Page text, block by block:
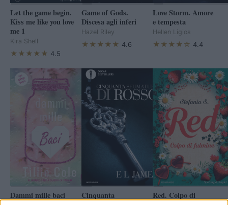
Let the game begin.
Kiss me like you love
me 1
Kira Shell
★★★★★ 4.5
Game of Gods.
Discesa agli inferi
Hazel Riley
★★★★★ 4.6
Love Storm. Amore
e tempesta
Hellen Ligios
★★★★☆ 4.4
Dammi mille baci
Cinquanta
Red. Colpo di